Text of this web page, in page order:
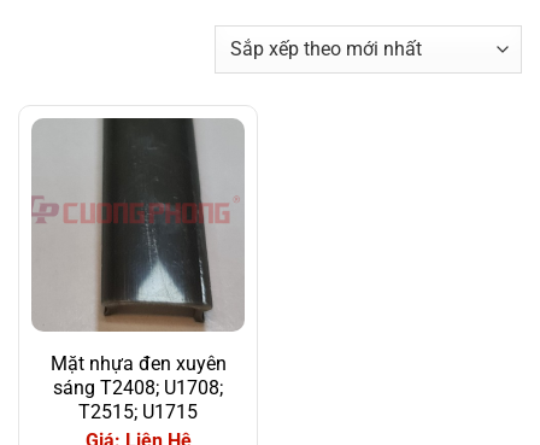
Mặt nhựa đen xuyên
sáng T2408; U1708;
T2515; U1715